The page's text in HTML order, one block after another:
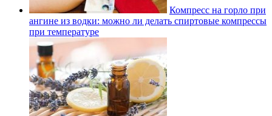
Компресс на горло при
ангине из водки: можно ли делать спиртовые компрессы
при температуре